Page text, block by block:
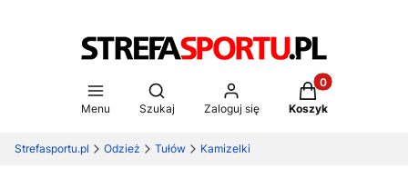
Menu
Otwórz wyszukiwarkę
Szukaj Zaloguj się
Produkty w
Koszyk
Strefasportu.pl Odzież Tułów Kamizelki